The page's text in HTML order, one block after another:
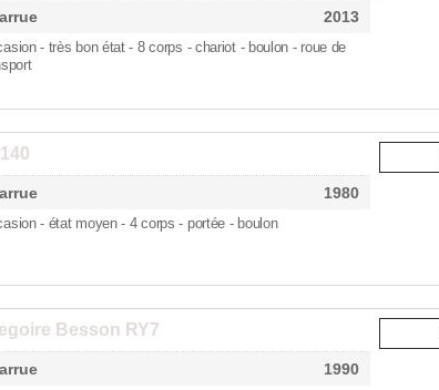
2013
- très bon état - 8 corps - chariot - boulon - roue de
140
1980
- état moyen - 4 corps- portée - boulon
Besson RY7
1990